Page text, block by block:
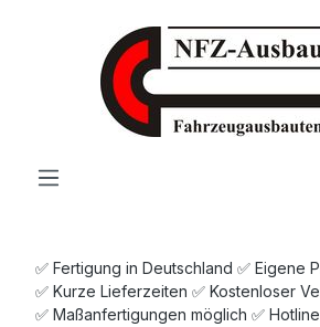
Zum Hauptinhalt springen
✅ Fertigung in Deutschland ✅ Eigene
✅ Kurze Lieferzeiten ✅ Kostenloser
✅ Maßanfertigungen möglich ✅ Hotline